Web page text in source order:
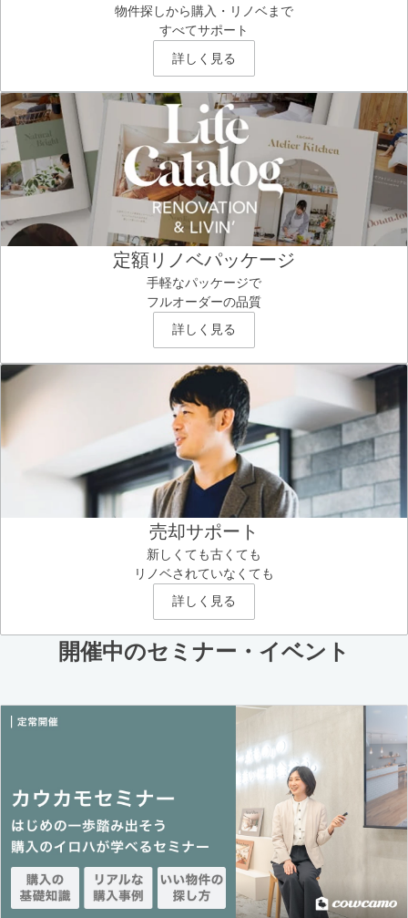
物件探しから購入・リノベまで
すべてサポート
詳しく見る
定額リノベパッケージ
手軽なパッケージで
フルオーダーの品質
詳しく見る
売却サポート
新しくても古くても
リノベされていなくても
詳しく見る
開催中のセミナー・イベント